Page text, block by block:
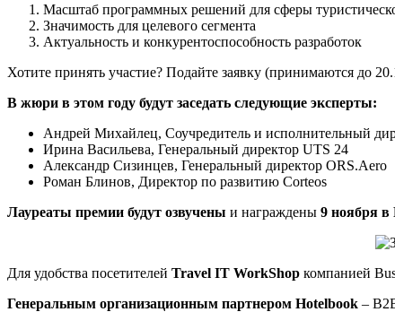
Масштаб программных решений для сферы
Значимость для целевого сегмента
Актуальность и конкурентоспособность разработок
Хотите принять участие? Подайте заявку (принимаются до
В жюри в этом году будут заседать следующие эксперты:
Андрей Михайлец, Соучредитель и исполнительный
Ирина Васильева, Генеральный директор UTS 24
Александр Сизинцев, Генеральный директор ORS.Aero
Роман Блинов, Директор по развитию Corteos
Лауреаты премии будут озвучены и награждены 9 ноября в
Для удобства посетителей Travel IT WorkShop компанией
Генеральным организационным партнером Hotelbook –